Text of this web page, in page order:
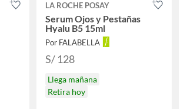
LA ROCHE POSAY
Serum Ojos y Pestañas
Hyalu B5 15ml
Por FALABELLA
S/ 128
Llega mañana
Retira hoy